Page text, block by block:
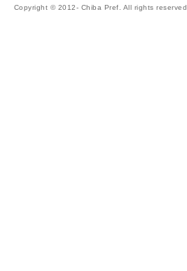
Copyright © 2012- Chiba Pref. All rights reserved.